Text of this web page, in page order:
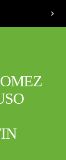
chevron_right